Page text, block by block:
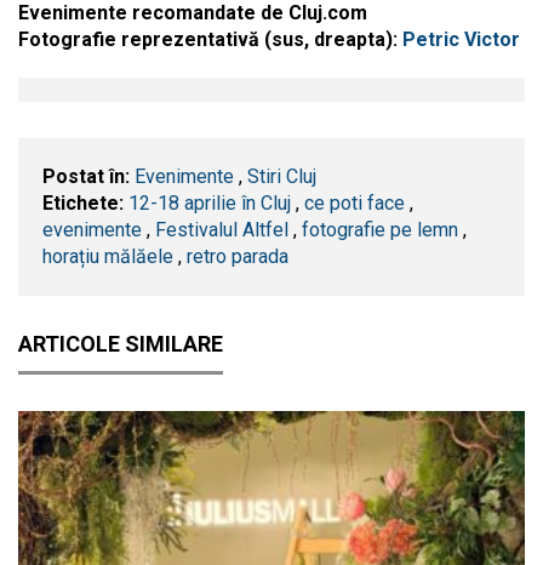
Evenimente recomandate de Cluj.com
Fotografie reprezentativă (sus, dreapta): Petric Victor
Postat în: Evenimente , Stiri Cluj
Etichete: 12-18 aprilie în Cluj , ce poti face ,
evenimente , Festivalul Altfel , fotografie pe lemn ,
horațiu mălăele , retro parada
ARTICOLE SIMILARE